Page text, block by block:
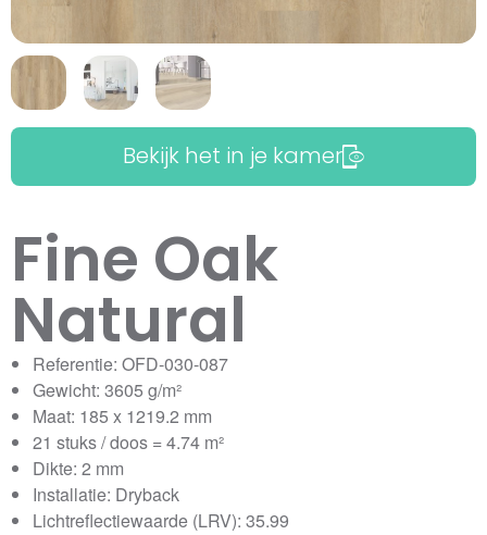
Bekijk het in je kamer
Fine Oak
Natural
Referentie: OFD-030-087
Gewicht: 3605 g/m²
Maat: 185 x 1219.2 mm
21 stuks / doos = 4.74 m²
Dikte: 2 mm
Installatie: Dryback
Lichtreflectiewaarde (LRV): 35.99